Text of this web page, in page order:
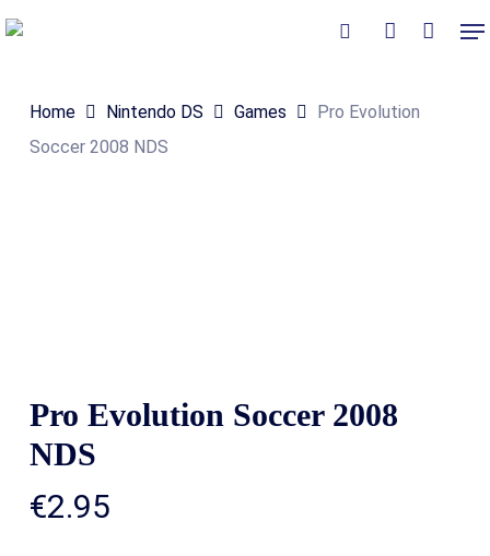
Skip
content
Home Nintendo DS Games
Pro Evolution
Soccer 2008 NDS
Pro Evolution Soccer 2008
NDS
€2.95